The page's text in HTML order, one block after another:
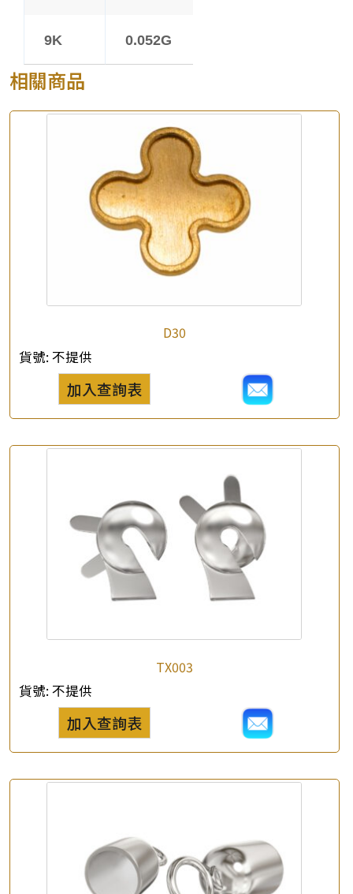
*你的名字
*e-mail
查詢以下產品
9K 0.052G
相關商品
D30
貨號: 不提供
加入查詢表
TX003
貨號: 不提供
加入查詢表